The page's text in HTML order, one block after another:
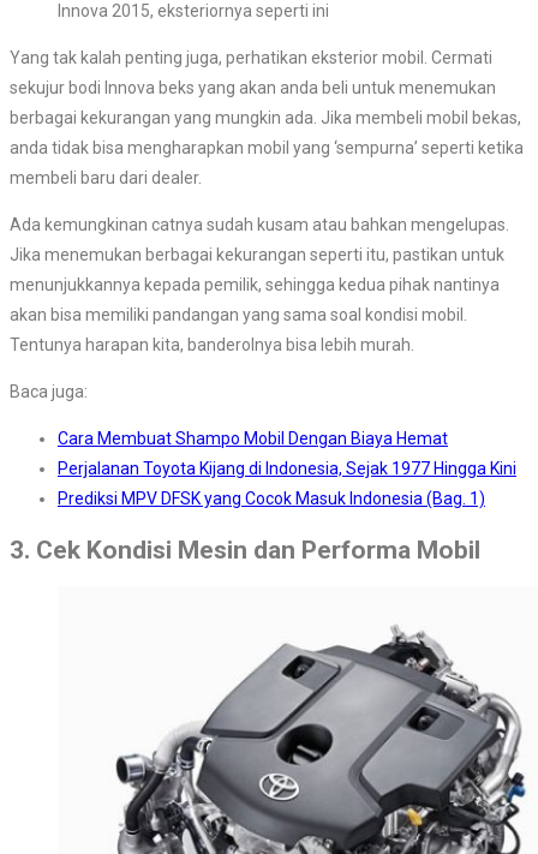
Innova 2015, eksteriornya seperti ini
Yang tak kalah penting juga, perhatikan eksterior mobil. Cermati
sekujur bodi Innova beks yang akan anda beli untuk menemukan
berbagai kekurangan yang mungkin ada. Jika membeli mobil bekas,
anda tidak bisa mengharapkan mobil yang ‘sempurna’ seperti ketika
membeli baru dari dealer.
Ada kemungkinan catnya sudah kusam atau bahkan mengelupas.
Jika menemukan berbagai kekurangan seperti itu, pastikan untuk
menunjukkannya kepada pemilik, sehingga kedua pihak nantinya
akan bisa memiliki pandangan yang sama soal kondisi mobil.
Tentunya harapan kita, banderolnya bisa lebih murah.
Baca juga:
Cara Membuat Shampo Mobil Dengan Biaya Hemat
Perjalanan Toyota Kijang di Indonesia, Sejak 1977 Hingga Kini
Prediksi MPV DFSK yang Cocok Masuk Indonesia (Bag. 1)
3. Cek Kondisi Mesin dan Performa Mobil